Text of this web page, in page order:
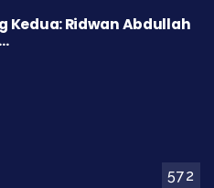
Kedua: Ridwan Abdullah
572